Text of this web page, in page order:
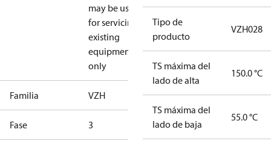
may be used
for servicing
existing
equipment
only
Familia VZH
Fase 3
Tipo de
producto
VZH028
TS máxima del
lado de alta
150.0 °C
TS máxima del
lado de baja
55.0 °C